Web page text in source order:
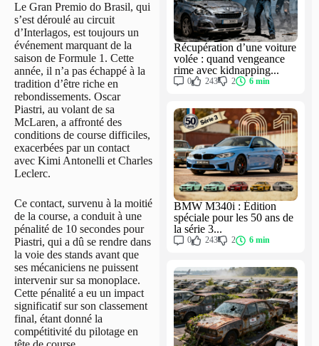
Le Gran Premio do Brasil, qui
s’est déroulé au circuit
d’Interlagos, est toujours un
événement marquant de la
saison de Formule 1. Cette
année, il n’a pas échappé à la
tradition d’être riche en
rebondissements. Oscar
Piastri, au volant de sa
McLaren, a affronté des
conditions de course difficiles,
exacerbées par un contact
avec Kimi Antonelli et Charles
Leclerc.
Ce contact, survenu à la moitié
de la course, a conduit à une
pénalité de 10 secondes pour
Piastri, qui a dû se rendre dans
la voie des stands avant que
ses mécaniciens ne puissent
intervenir sur sa monoplace.
Cette pénalité a eu un impact
significatif sur son classement
final, étant donné la
compétitivité du pilotage en
Récupération d’une voiture
volée : quand vengeance
rime avec kidnapping...
0 243 2 6 min
BMW M340i : Édition
spéciale pour les 50 ans de
la série 3...
0 243 2 6 min